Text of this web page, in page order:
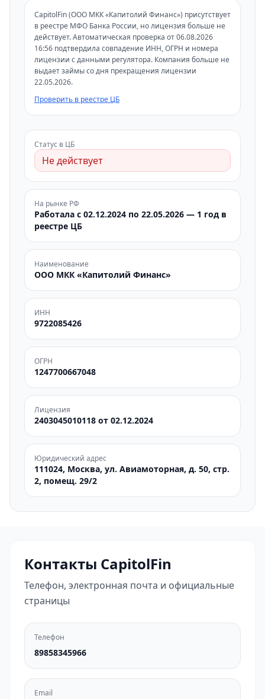
CapitolFin (ООО МКК «Капитолий Финанс») присутствует
в реестре МФО Банка России, но лицензия больше не
действует. Автоматическая проверка от 06.08.2026
16:56 подтвердила совпадение ИНН, ОГРН и номера
лицензии с данными регулятора. Компания больше не
выдает займы со дня прекращения лицензии
22.05.2026.
Проверить в реестре ЦБ
Статус в ЦБ
Не действует
На рынке РФ
Работала с 02.12.2024 по 22.05.2026 — 1 год в
реестре ЦБ
Наименование
ООО МКК «Капитолий Финанс»
ИНН
9722085426
ОГРН
1247700667048
Лицензия
2403045010118 от 02.12.2024
Юридический адрес
111024, Москва, ул. Авиамоторная, д. 50, стр.
2, помещ. 29/2
Контакты CapitolFin
Телефон, электронная почта и официальные
страницы
Телефон
89858345966
Email